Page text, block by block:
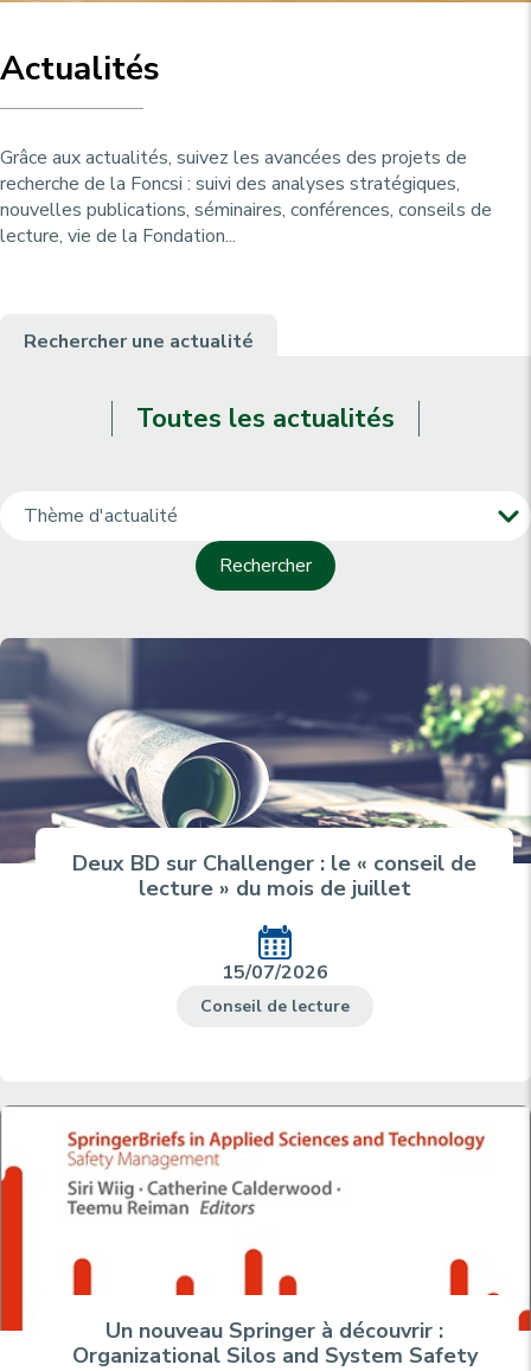
i
n
c
i
p
e
Actualités
Grâce aux actualités, suivez les avancées des projets de
recherche de la Foncsi : suivi des analyses stratégiques,
nouvelles publications, séminaires, conférences, conseils de
lecture, vie de la Fondation...
Toutes les actualités
Rechercher une actualité
Deux BD sur Challenger : le « conseil de
lecture » du mois de juillet
15/07/2026
Conseil de lecture
Un nouveau Springer à découvrir :
Organizational Silos and System Safety